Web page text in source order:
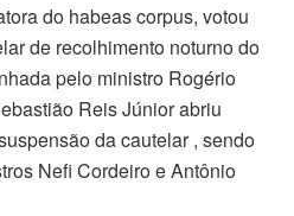
do habeas corpus, votou
de recolhimento noturno do
pelo ministro Rogério
Reis Júnior abriu
da cautelar , sendo
Nefi Cordeiro e Antônio